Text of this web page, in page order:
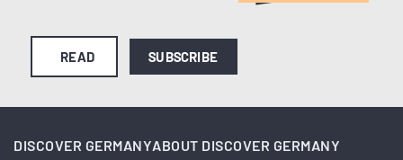
READ SUBSCRIBE
DISCOVER GERMANYABOUT DISCOVER GERMANY